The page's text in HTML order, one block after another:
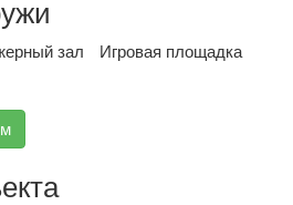
зал
Игровая площадка